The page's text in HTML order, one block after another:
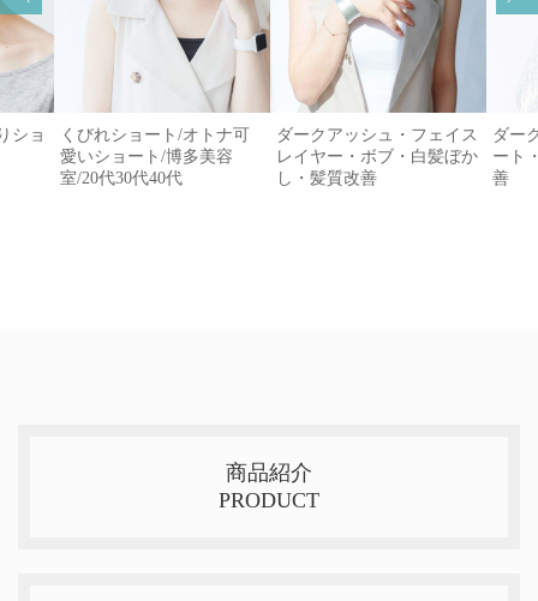
ショ
くびれショート/オトナ可
愛いショート/博多美容
室/20代30代40代
ダークアッシュ・フェイス
レイヤー・ボブ・白髪ぼか
し・髪質改善
ダー
ート
善
商品紹介
PRODUCT